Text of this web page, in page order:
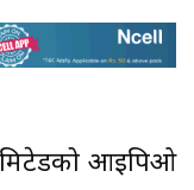
आईपिओ